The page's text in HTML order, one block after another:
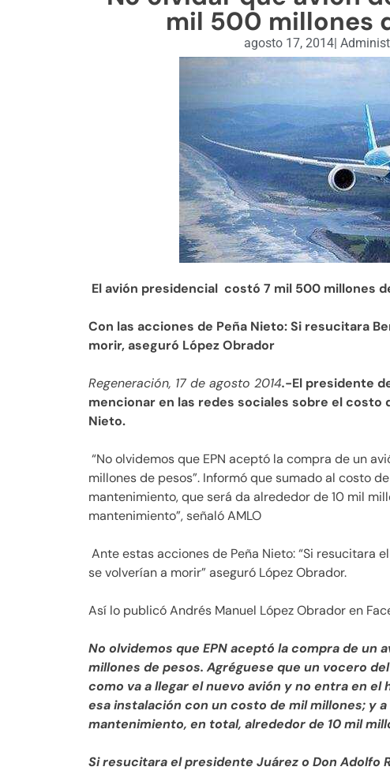
mil 500 millones
agosto 17, 2014
El avión presidencial costó 7 mil 500 millones
Con las acciones de Peña Nieto: Si resucitara
morir, aseguró López Obrador
Regeneración, 17 de agosto 2014.-El presidente
mencionar en las redes sociales sobre el costo
Nieto.
“No olvidemos que EPN aceptó la compra de un
millones de pesos”. Informó que sumado al costo
mantenimiento, que será da alrededor de 10 mil
mantenimiento”, señaló AMLO
Ante estas acciones de Peña Nieto: “Si resucitara
se volverían a morir” aseguró López Obrador.
Así lo publicó Andrés Manuel López Obrador en
No olvidemos que EPN aceptó la compra de un
millones de pesos. Agréguese que un vocero
como va a llegar el nuevo avión y no entra en
esa instalación con un costo de mil millones; y
mantenimiento, en total, alrededor de 10 mil
Si resucitara el presidente Juárez o Don Adolfo